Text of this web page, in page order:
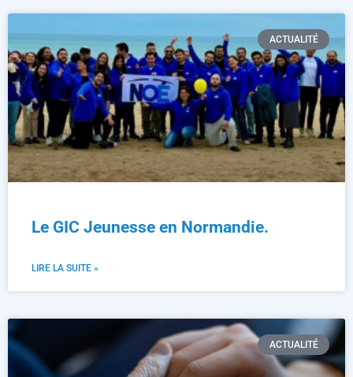
ACTUALITÉ
Le GIC Jeunesse en Normandie.
LIRE LA SUITE »
ACTUALITÉ